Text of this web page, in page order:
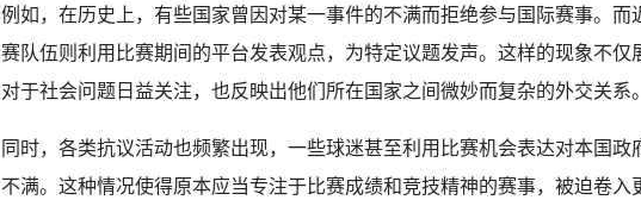
例如，在历史上，有些国家曾因对某一事件的不满而拒绝参与国际赛事。而
赛队伍则利用比赛期间的平台发表观点，为特定议题发声。这样的现象不仅
对于社会问题日益关注，也反映出他们所在国家之间微妙而复杂的外交关系。
同时，各类抗议活动也频繁出现，一些球迷甚至利用比赛机会表达对本国政
不满。这种情况使得原本应当专注于比赛成绩和竞技精神的赛事，被迫卷入